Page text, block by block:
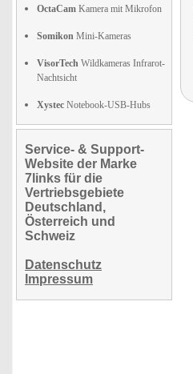
OctaCam Kamera mit Mikrofon
Somikon Mini-Kameras
VisorTech Wildkameras Infrarot-
Nachtsicht
Xystec Notebook-USB-Hubs
Service- & Support-
Website der Marke
7links für die
Vertriebsgebiete
Deutschland,
Österreich und
Schweiz
Datenschutz
Impressum